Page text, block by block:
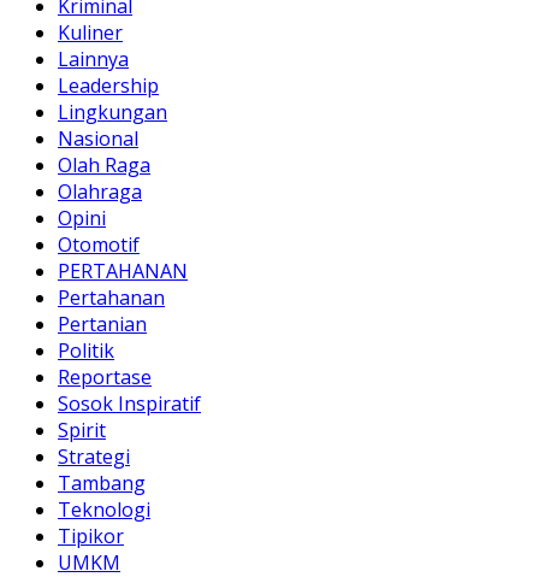
Kriminal
Kuliner
Lainnya
Leadership
Lingkungan
Nasional
Olah Raga
Olahraga
Opini
Otomotif
PERTAHANAN
Pertahanan
Pertanian
Politik
Reportase
Sosok Inspiratif
Spirit
Strategi
Tambang
Teknologi
Tipikor
UMKM